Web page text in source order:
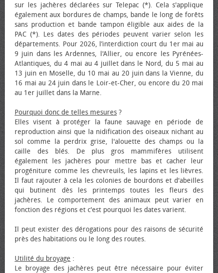
sur les jachères déclarées sur Telepac (*). Cela s'applique
également aux bordures de champs, bande le long de forêts
sans production et bande tampon éligible aux aides de la
PAC (*). Les dates des périodes peuvent varier selon les
départements. Pour 2026, l’interdiction court du 1er mai au
9 juin dans les Ardennes, l'Allier, ou encore les Pyrénées-
Atlantiques, du 4 mai au 4 juillet dans le Nord, du 5 mai au
13 juin en Moselle, du 10 mai au 20 juin dans la Vienne, du
16 mai au 24 juin dans le Loir-et-Cher, ou encore du 20 mai
au 1er juillet dans la Marne.
Pourquoi donc de telles mesures ?
Elles visent à protéger la faune sauvage en période de
reproduction ainsi que la nidification des oiseaux nichant au
sol comme la perdrix grise, l'alouette des champs ou la
caille des blés. De plus gros mammifères utilisent
également les jachères pour mettre bas et cacher leur
progéniture comme les chevreuils, les lapins et les lièvres.
Il faut rajouter à cela les colonies de bourdons et d'abeilles
qui butinent dès les printemps toutes les fleurs des
jachères. Le comportement des animaux peut varier en
fonction des régions et c'est pourquoi les dates varient.
Il peut exister des dérogations pour des raisons de sécurité
près des habitations ou le long des routes.
Utilité du broyage :
Le broyage des jachères peut être nécessaire pour éviter